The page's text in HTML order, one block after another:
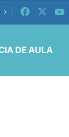
Facebook
DE AULA